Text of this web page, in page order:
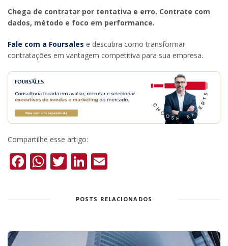
Chega de contratar por tentativa e erro. Contrate com
dados, método e foco em performance.
Fale com a Foursales e descubra como transformar
contratações em vantagem competitiva para sua empresa.
Compartilhe esse artigo:
Facebook
WhatsApp
Twitter
LinkedIn
POSTS RELACIONADOS